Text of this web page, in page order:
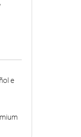
e